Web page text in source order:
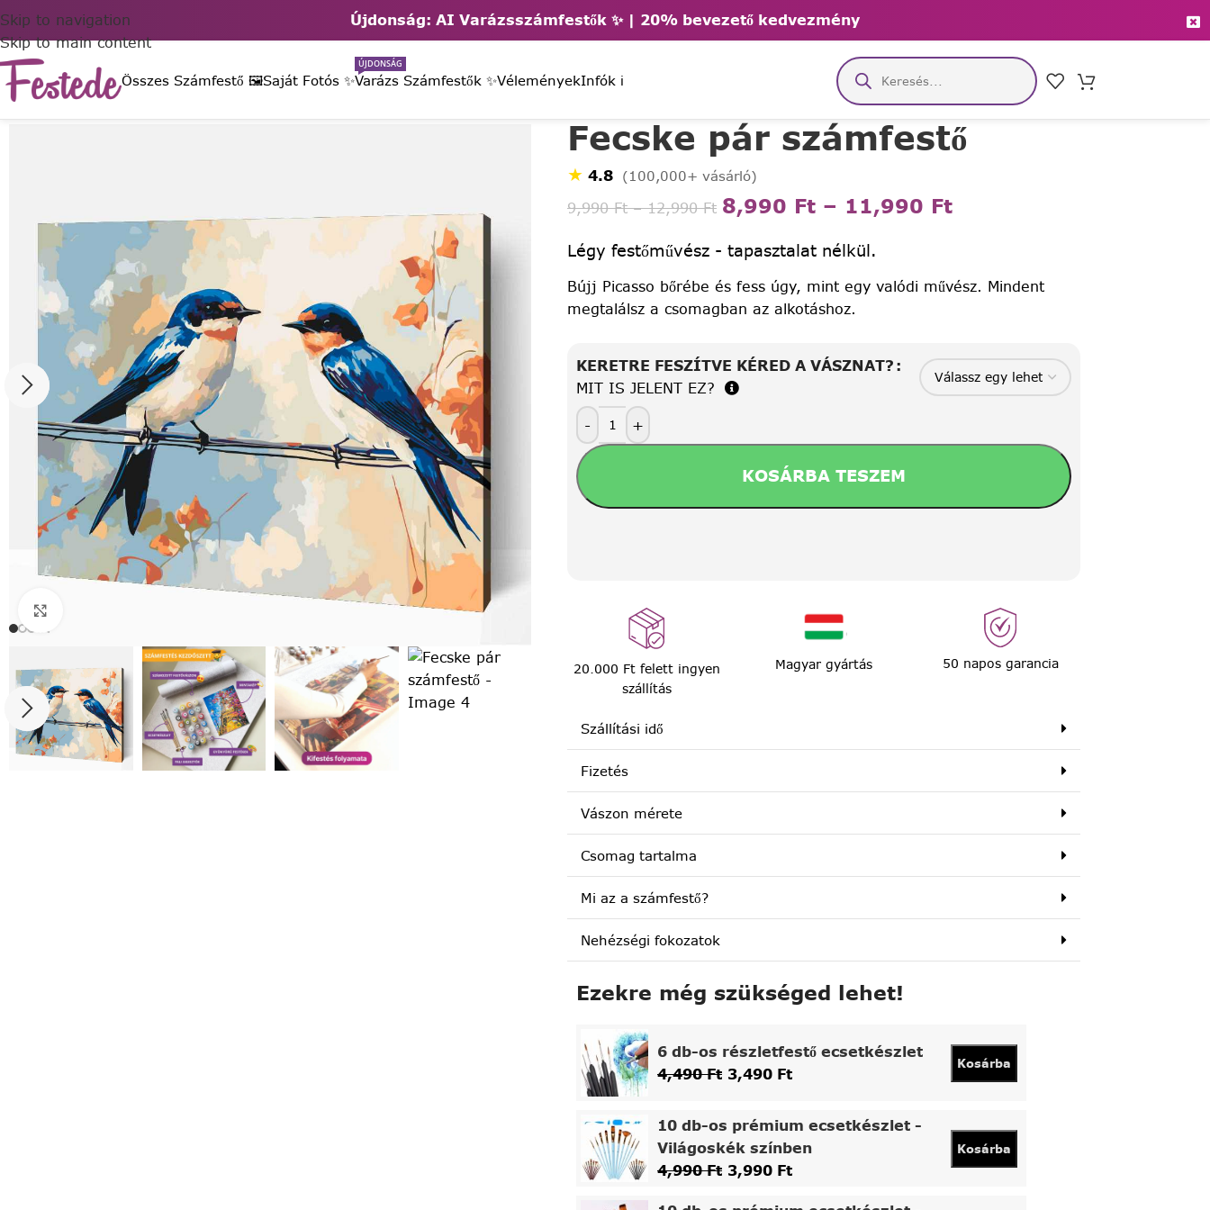
Újdonság: AI Varázsszámfestők ✨ | 20% bevezető kedvezmény
Skip to navigation
Skip to main content
Összes Számfestő 🖼️Saját Fotós ✨Varázs Számfestők ✨
ÚJDONSÁG
VéleményekInfók ℹ️
Fecske pár számfestő
★ 4.8 (100,000+ vásárló)
9,990Ft – 12,990Ft 8,990 Ft – 11,990 Ft
Légy festőművész - tapasztalat nélkül.
Bújj Picasso bőrébe és fess úgy, mint egy valódi művész. Mindent
megtalálsz a csomagban az alkotáshoz.
KERETRE FESZÍTVE KÉRED A VÁSZNAT?
MIT IS JELENT EZ?
-
+
KOSÁRBA TESZEM
20.000 Ft felett ingyen
szállítás
Magyar gyártás 50 napos garancia
Szállítási idő
Fizetés
Vászon mérete
Csomag tartalma
Mi az a számfestő?
Nehézségi fokozatok
Ezekre még szükséged lehet!
6 db-os részletfestő ecsetkészlet
4,490Ft 3,490 Ft
Kosárba
10 db-os prémium ecsetkészlet -
Világoskék színben
4,990Ft 3,990 Ft
Kosárba